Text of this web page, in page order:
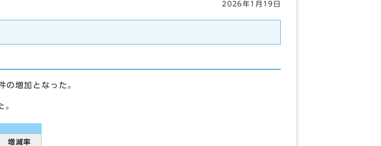
2026年1月19日
増加となった。
増減率